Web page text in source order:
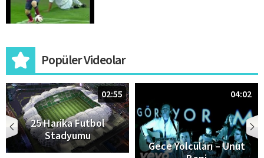
Popüler Videolar
02:55
25 Harika Futbol
Stadyumu
04:02
Gece Yolcuları – Unut